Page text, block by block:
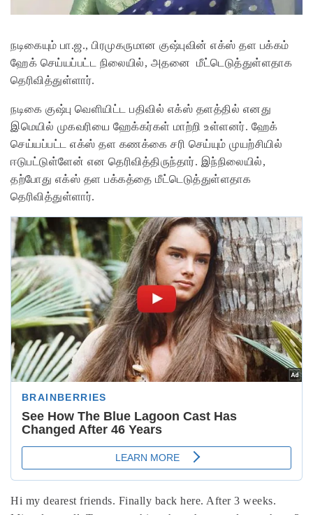
நடிகையும் பா.ஜ., பிரமுகருமான குஷ்புவின் எக்ஸ் தள பக்கம்
ஹேக் செய்யப்பட்ட நிலையில், அதனை மீட்டெடுத்துள்ளதாக
தெரிவித்துள்ளார்.
நடிகை குஷ்பு வெளியிட்ட பதிவில் எக்ஸ் தளத்தில் எனது
இமெயில் முகவரியை ஹேக்கர்கள் மாற்றி உள்ளனர். ஹேக்
செய்யப்பட்ட எக்ஸ் தள கணக்கை சரி செய்யும் முயற்சியில்
ஈடுபட்டுள்ளேன் என தெரிவித்திருந்தார். இந்நிலையில்,
தற்போது எக்ஸ் தள பக்கத்தை மீட்டெடுத்துள்ளதாக
தெரிவித்துள்ளார்.
Hi my dearest friends. Finally back here. After 3 weeks.